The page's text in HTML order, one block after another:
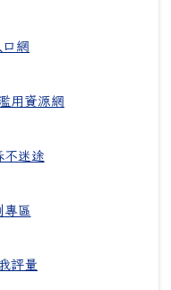
網
用資源網
不迷途
專區
評量